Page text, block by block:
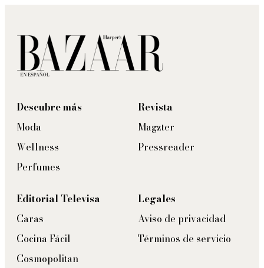
Descubre más
Moda
Wellness
Perfumes
Revista
Magzter
Pressreader
Editorial Televisa
Caras
Cocina Fácil
Cosmopolitan
Legales
Aviso de privacidad
Términos de servicio